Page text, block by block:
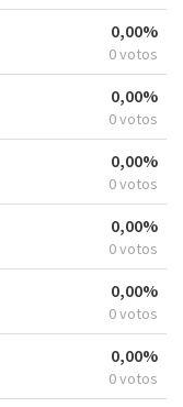
0,00%
0 votos
0,00%
0 votos
0,00%
0 votos
0,00%
0 votos
0,00%
0 votos
0,00%
0 votos